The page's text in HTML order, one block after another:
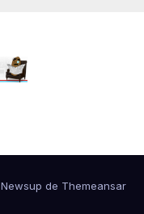
Newsup de Themeansar